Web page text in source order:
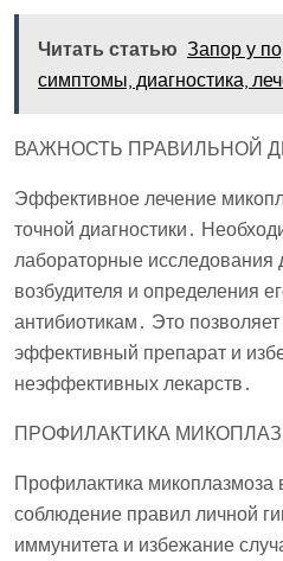
Читать статью Запор у
симптомы, диагностика,
ВАЖНОСТЬ ПРАВИЛЬНОЙ
Эффективное лечение
точной диагностики․
лабораторные исследования
возбудителя и определения
антибиотикам․ Это
эффективный препарат и
неэффективных лекарств․
ПРОФИЛАКТИКА
Профилактика микоплазмоза
соблюдение правил личной
иммунитета и избежание